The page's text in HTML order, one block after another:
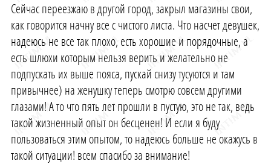
Сейчас переезжаю в другой город, закрыл магазины свои,
как говорится начну все с чистого листа. Что насчет девушек,
надеюсь не все так плохо, есть хорошие и порядочные, а
есть шлюхи которым нельзя верить и желательно не
подпускать их выше пояса, пускай снизу тусуются и там
привычнее) на женушку теперь смотрю совсем другими
глазами! А то что пять лет прошли в пустую, это не так, ведь
такой жизненный опыт он бесценен! И если я буду
пользоваться этим опытом, то надеюсь больше не окажусь в
такой ситуации! всем спасибо за внимание!